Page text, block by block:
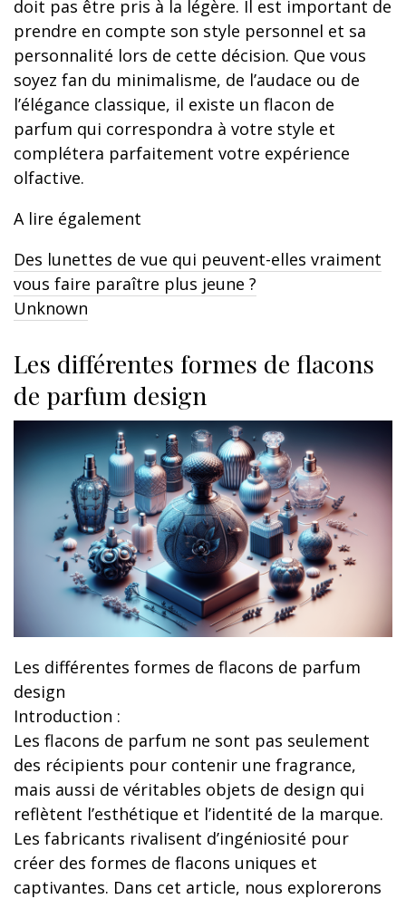
doit pas être pris à la légère. Il est important de
prendre en compte son style personnel et sa
personnalité lors de cette décision. Que vous
soyez fan du minimalisme, de l’audace ou de
l’élégance classique, il existe un flacon de
parfum qui correspondra à votre style et
complétera parfaitement votre expérience
olfactive.
A lire également
Des lunettes de vue qui peuvent-elles vraiment
vous faire paraître plus jeune ?
Unknown
Les différentes formes de flacons
de parfum design
Les différentes formes de flacons de parfum
design
Introduction :
Les flacons de parfum ne sont pas seulement
des récipients pour contenir une fragrance,
mais aussi de véritables objets de design qui
reflètent l’esthétique et l’identité de la marque.
Les fabricants rivalisent d’ingéniosité pour
créer des formes de flacons uniques et
captivantes. Dans cet article, nous explorerons